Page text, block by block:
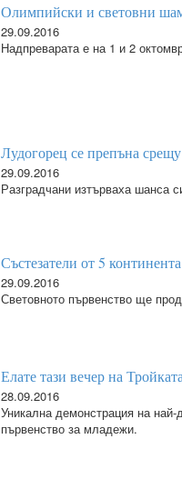
Олимпийски и световни
29.09.2016
Надпреварата е на 1 и 2
Лудогорец се препъна
29.09.2016
Разградчани изтърваха шанса
Състезатели от 5
29.09.2016
Световното първенство ще
Елате тази вечер на Тройката
28.09.2016
Уникална демонстрация на
първенство за младежи.